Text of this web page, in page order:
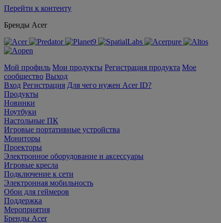
Перейти к контенту
Бренды Acer
Мой профиль Мои продукты Регистрация продукта Мое
сообщество Выход
Вход Регистрация Для чего нужен Acer ID?
Продукты
Новинки
Ноутбуки
Настольные ПК
Игровые портативные устройства
Мониторы
Проекторы
Электронное оборудование и аксессуары
Игровые кресла
Подключение к сети
Электронная мобильность
Обои для геймеров
Поддержка
Мероприятия
Бренды Acer